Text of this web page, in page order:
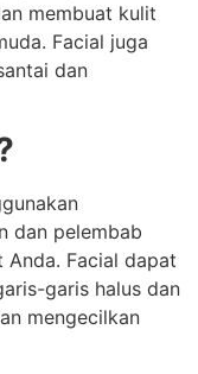
membuat kulit
Facial juga
dan
dan pelembab
Facial dapat
garis halus dan
mengecilkan